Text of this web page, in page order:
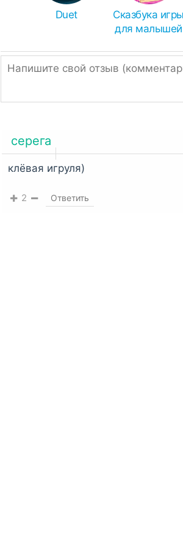
Чем распаковать zip или rar:
Иногда браузеры ошибочно
измените расширение.
Однако, если ссылка подписана,
Duet
Сказбука игры
для малышей
серега
клёвая игруля)
2 Ответить